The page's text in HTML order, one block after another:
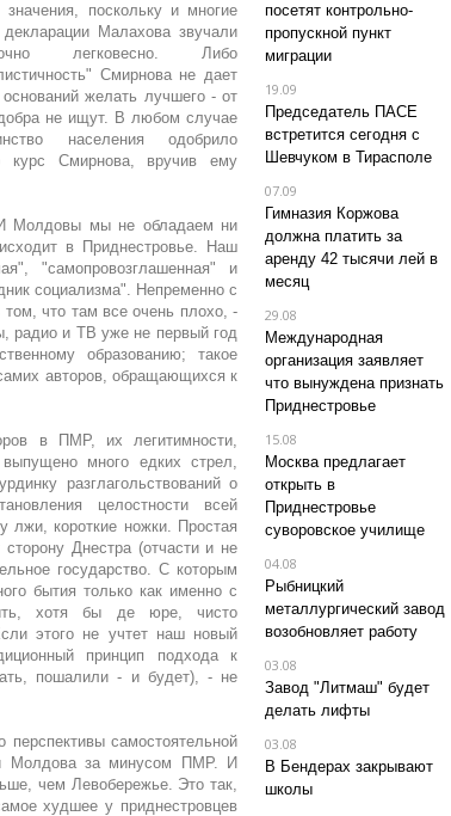
значения, поскольку и многие
декларации Малахова звучали
легковесно. Либо
Смирнова не дает
желать лучшего - от
не ищут. В любом случае
населения одобрило
курс Смирнова, вручив ему
Молдовы мы не обладаем ни
в Приднестровье. Наш
"самопровозглашенная" и
социализма". Непременно с
что там все очень плохо, -
радио и ТВ уже не первый год
образованию; такое
авторов, обращающихся к
в ПМР, их легитимности,
много едких стрел,
разглагольствований о
целостности всей
лжи, короткие ножки. Простая
Днестра (отчасти и не
государство. С которым
бытия только как именно с
хотя бы де юре, чисто
этого не учтет наш новый
принцип подхода к
пошалили - и будет), - не
перспективы самостоятельной
Молдова за минусом ПМР. И
чем Левобережье. Это так,
худшее у приднестровцев
посетят контрольно-
пропускной пункт
миграции
19.09
Председатель ПАСЕ
встретится сегодня с
Шевчуком в Тирасполе
07.09
Гимназия Коржова
должна платить за
аренду 42 тысячи лей в
месяц
29.08
Международная
организация заявляет
что вынуждена признать
Приднестровье
15.08
Москва предлагает
открыть в
Приднестровье
суворовское училище
04.08
Рыбницкий
металлургический завод
возобновляет работу
03.08
Завод "Литмаш" будет
делать лифты
03.08
В Бендерах закрывают
школы